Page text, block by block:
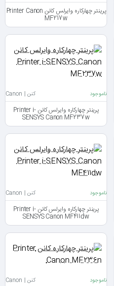
پرینتر چهارکاره وایرلس کانن Printer Canon
MF217w
ناموجود کنن | Canon
پرینتر چهارکاره وایرلس کانن Printer i-
SENSYS Canon MF237w
ناموجود کنن | Canon
پرینتر چهارکاره وایرلس کانن Printer i-
SENSYS Canon MF411dw
ناموجود کنن | Canon